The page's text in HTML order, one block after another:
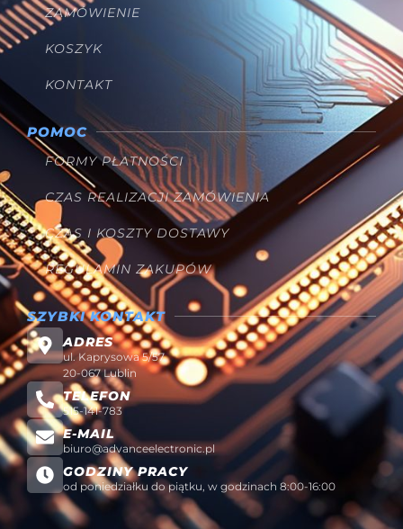
ZAMÓWIENIE
KOSZYK
KONTAKT
POMOC
FORMY PŁATNOŚCI
CZAS REALIZACJI ZAMÓWIENIA
CZAS I KOSZTY DOSTAWY
REGULAMIN ZAKUPÓW
SZYBKI KONTAKT
ADRES
ul. Kaprysowa 5/57
20-067 Lublin
TELEFON
515-141-783
E-MAIL
biuro@advanceelectronic.pl
GODZINY PRACY
od poniedziałku do piątku, w godzinach 8:00-16:00